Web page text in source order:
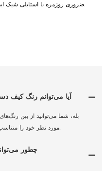
ضروری روزمره با استایلی شیک ایده‌آل است، هم شیک و هم کاربردی است.
آیا می‌توانم رنگ کیف
بله، شما می‌توانید از بین
مورد نظر خود را متناسب با سلیقه و ذائقه‌تان انتخاب کنید.
چطور